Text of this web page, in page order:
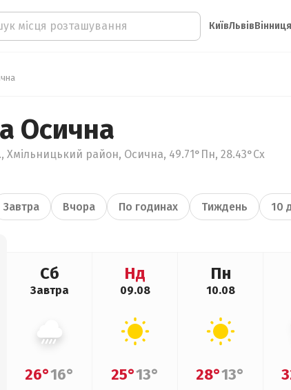
КиївЛьвівВінниця
Осична
Хмільницький район, Осична, 49.71°Пн, 28.43°Сх
Завтра Вчора По годинах Тиждень 10
Сб
Завтра
26°16°
Нд
09.08
25°13°
Пн
10.08
28°13°